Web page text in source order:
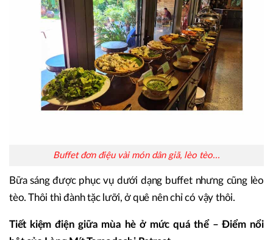
Buffet đơn điệu vài món dân giã, lèo tèo...
Bữa sáng được phục vụ dưới dạng buffet nhưng cũng lèo
tèo. Thôi thì đành tặc lưỡi, ở quê nên chỉ có vậy thôi.
Tiết kiệm điện giữa mùa hè ở mức quá thể – Điểm nổi